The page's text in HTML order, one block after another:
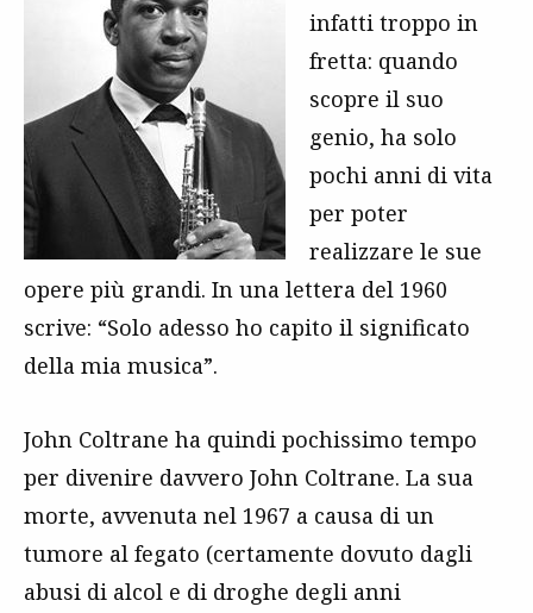
infatti troppo in
fretta: quando
scopre il suo
genio, ha solo
pochi anni di vita
per poter
realizzare le sue
opere più grandi. In una lettera del 1960
scrive: “Solo adesso ho capito il significato
della mia musica”.
John Coltrane ha quindi pochissimo tempo
per divenire davvero John Coltrane. La sua
morte, avvenuta nel 1967 a causa di un
tumore al fegato (certamente dovuto dagli
abusi di alcol e di droghe degli anni